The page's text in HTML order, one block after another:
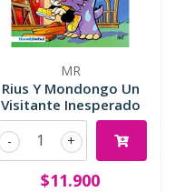
MR
Rius Y Mondongo Un
Visitante Inesperado
+
-
$11.900